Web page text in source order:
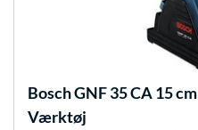
BoschGNF 35 CA 15
Værktøj